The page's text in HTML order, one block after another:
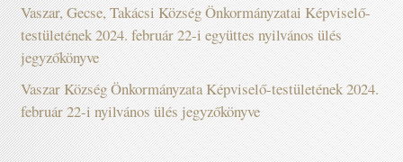
Vaszar, Gecse, Takácsi Község Önkormányzatai Képviselő-
testületének 2024. február 22-i együttes nyilvános ülés
jegyzőkönyve
Vaszar Község Önkormányzata Képviselő-testületének 2024.
február 22-i nyilvános ülés jegyzőkönyve